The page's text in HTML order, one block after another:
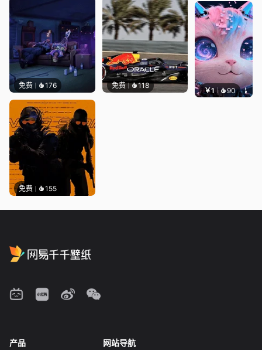
免费 176 免费 118
免费 155
￥1 90 叮叮
产品 网站导航